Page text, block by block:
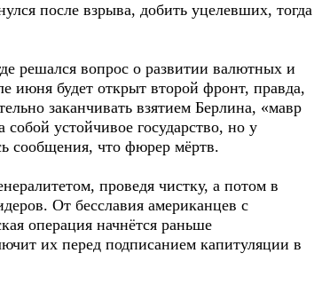
после взрыва, добить уцелевших, тогда
решался вопрос о развитии валютных и
июня будет открыт второй фронт, правда,
заканчивать взятием Берлина, «мавр
устойчивое государство, но у
сообщения, что фюрер мёртв.
проведя чистку, а потом в
От бесславия американцев с
операция начнётся раньше
их перед подписанием капитуляции в